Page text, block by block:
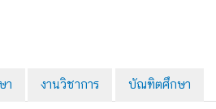
า งานวิชาการ บัณฑิตศึกษา